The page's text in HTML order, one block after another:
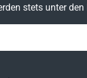
stets unter